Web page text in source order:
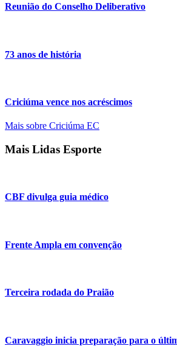
Reunião do Conselho Deliberativo
73 anos de história
Criciúma vence nos acréscimos
Mais sobre Criciúma EC
Mais Lidas Esporte
CBF divulga guia médico
Frente Ampla em convenção
Terceira rodada do Praião
Caravaggio inicia preparação para o